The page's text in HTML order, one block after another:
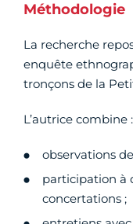
Méthodologie
La recherche
enquête
tronçons de la
L’autrice combine :
observations
participation à
concertations ;